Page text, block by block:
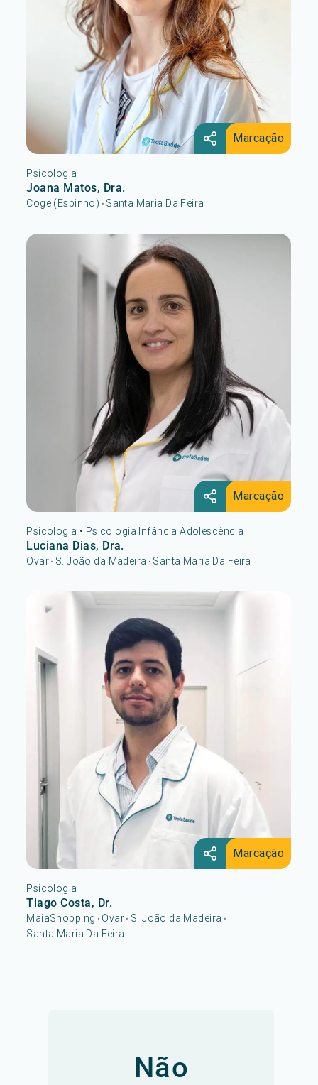
Marcação
Psicologia
Joana Matos, Dra.
Coge (Espinho) • Santa Maria Da Feira
Marcação
Psicologia • Psicologia Infância Adolescência
Luciana Dias, Dra.
Ovar • S. João da Madeira • Santa Maria Da Feira
Marcação
Psicologia
Tiago Costa, Dr.
MaiaShopping • Ovar• S. João da Madeira •
Santa Maria Da Feira
Não